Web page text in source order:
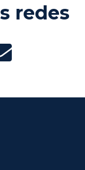
redes